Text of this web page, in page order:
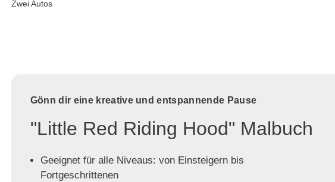
Zwei Autos
Gönn dir eine kreative und entspannende Pause
"Little Red Riding Hood" Malbuch
Geeignet für alle Niveaus: von Einsteigern bis
Fortgeschrittenen